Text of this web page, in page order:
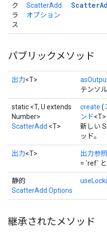
ク
ラ
ス
ScatterAdd.
オプション
Scatter
パブリックメソッド
出力<T>
テンソ
static <T, U extends
Number>
ScatterAdd <T>
create (
ンド<T>
新しい
ッド。
出力<T> 出力参照
= `ref` と
静的
ScatterAdd.Options
継承されたメソッド